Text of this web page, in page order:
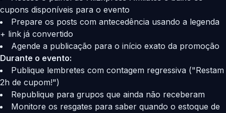
cupons disponíveis para o evento
Prepare os posts com antecedência usando a legenda
+ link já convertido
Agende a publicação para o início exato da promoção
Durante o evento:
Publique lembretes com contagem regressiva ("Restam
2h de cupom!")
Republique para grupos que ainda não receberam
Monitore os resgates para saber quando o estoque de